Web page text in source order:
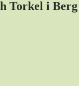
Torkel i Berg